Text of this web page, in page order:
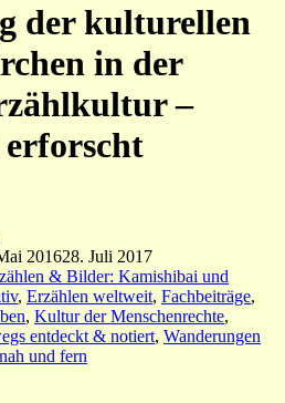
der kulturellen
in der
–
201628. Juli 2017
& Bilder: Kamishibai und
, Erzählen weltweit, Fachbeiträge,
, Kultur der Menschenrechte,
entdeckt & notiert, Wanderungen
und fern